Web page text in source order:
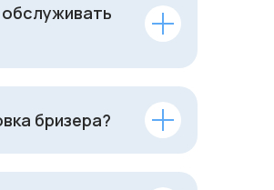
бризера?